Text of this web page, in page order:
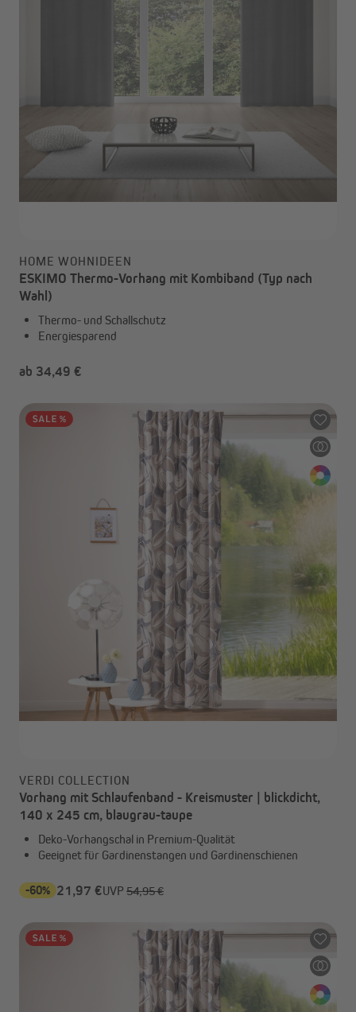
HOME WOHNIDEEN
ESKIMO Thermo-Vorhang mit Kombiband (Typ nach
Wahl)
Thermo- und Schallschutz
Energiesparend
ab 34,49 €
VERDI COLLECTION
Vorhang mit Schlaufenband - Kreismuster | blickdicht,
140 x 245 cm, blaugrau-taupe
Deko-Vorhangschal in Premium-Qualität
Geeignet für Gardinenstangen und Gardinenschienen
-60% 21,97 €UVP 54,95 €